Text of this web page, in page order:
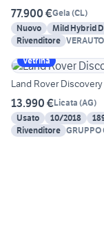
77.900 €Gela (CL)
Nuovo
Mild Hybrid
Rivenditore
Vetrina
Land Rover
13.990 €Licata (AG)
Usato
10/2018
Rivenditore GRUPPO